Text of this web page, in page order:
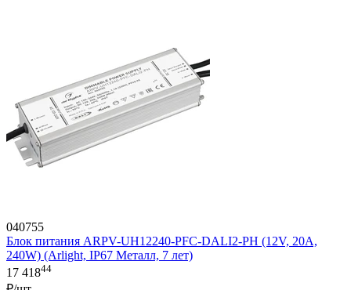
040755
Блок питания ARPV-UH12240-PFC-DALI2-PH (12V, 20A,
240W) (Arlight, IP67 Металл, 7 лет)
17 41844